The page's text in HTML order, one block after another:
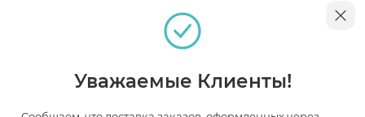
Уважаемые Клиенты!